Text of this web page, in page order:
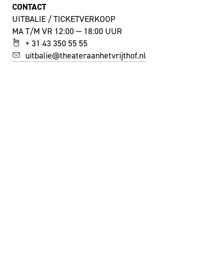
CONTACT
UITBALIE / TICKETVERKOOP
MA T/M VR 12:00 — 18:00 UUR
+ 31 43 350 55 55
uitbalie@theateraanhetvrijthof.nl